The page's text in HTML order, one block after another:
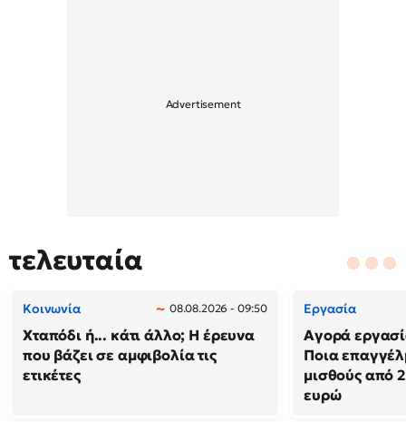
τελευταία
Κοινωνία 08.08.2026 - 09:50
Χταπόδι ή... κάτι άλλο; Η έρευνα
που βάζει σε αμφιβολία τις
ετικέτες
Εργασία
Αγορά
Ποια
μισθούς από
ευρώ